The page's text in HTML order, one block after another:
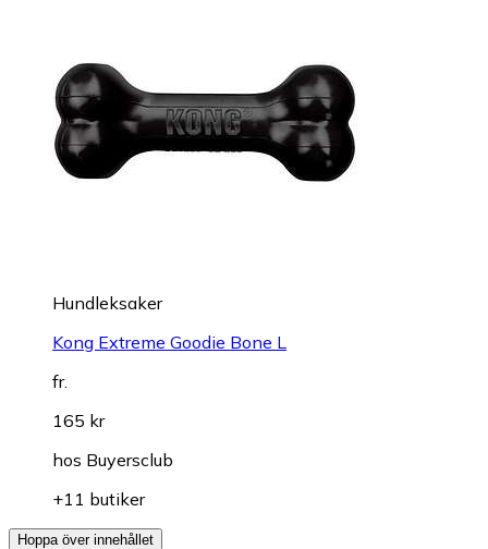
Hundleksaker
Kong Extreme Goodie Bone L
fr.
165 kr
hos Buyersclub
+11 butiker
Hoppa över innehållet